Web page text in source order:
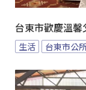
台東市歡慶溫
生活 台東市公